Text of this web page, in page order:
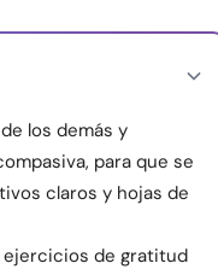
los demás y
para que se
claros y hojas de
ejercicios de gratitud